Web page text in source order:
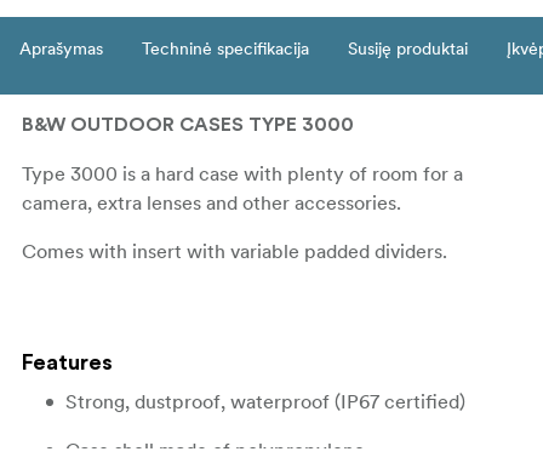
Aprašymas Techninė specifikacija Susiję produktai
B&W OUTDOOR CASES TYPE 3000
Type 3000 is a hard case with plenty of room for a
camera, extra lenses and other accessories.
Comes with insert with variable padded dividers.
Features
Strong, dustproof, waterproof (IP67 certified)
Case shell made of polypropylene